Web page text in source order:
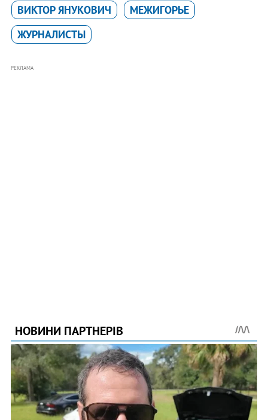
ВИКТОР ЯНУКОВИЧ
МЕЖИГОРЬЕ
ЖУРНАЛИСТЫ
РЕКЛАМА